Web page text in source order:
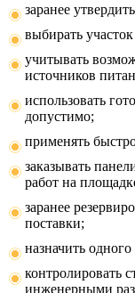
заранее
выбирать
учитывать
источников
использовать
допустимо;
применять
заказывать
работ на
заранее
поставки;
назначить
контролировать
инженерными